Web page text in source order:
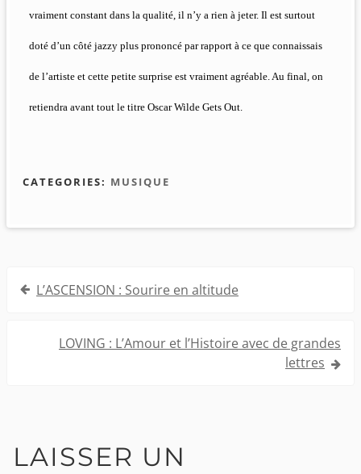
vraiment constant dans la qualité, il n’y a rien à jeter. Il est surtout
doté d’un côté jazzy plus prononcé par rapport à ce que connaissais
de l’artiste et cette petite surprise est vraiment agréable. Au final, on
retiendra avant tout le titre Oscar Wilde Gets Out.
CATEGORIES: MUSIQUE
Navigation
l’article
L’ASCENSION : Sourire en altitude
LOVING : L’Amour et l’Histoire avec de grandes
lettres
LAISSER UN